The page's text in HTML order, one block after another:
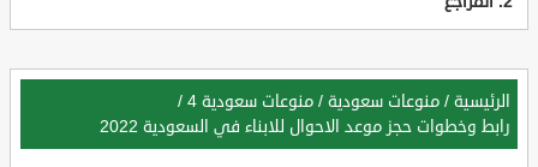
الرئيسية / منوعات سعودية / منوعات سعودية 4
/
رابط وخطوات حجز موعد الاحوال للابناء في السعودية 2022